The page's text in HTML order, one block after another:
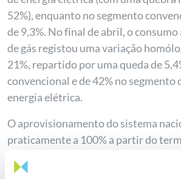
52%), enquanto no segmento
de 9,3%. No final de abril, o
de gás registou uma variação
21%, repartido por uma queda de
convencional e de 42% no segmento
energia elétrica.
O aprovisionamento do sistema
praticamente a 100% a partir do
Sines. Além do abastecimento do
ainda exportado para Espanha,